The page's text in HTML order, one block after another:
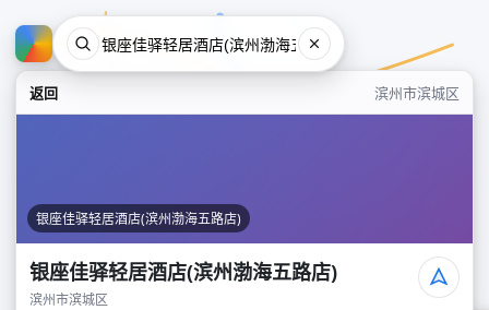
返回 滨州市滨城区
银座佳驿轻居酒店(滨州渤海五路店)
银座佳驿轻居酒店(滨州渤海五路店)
滨州市滨城区